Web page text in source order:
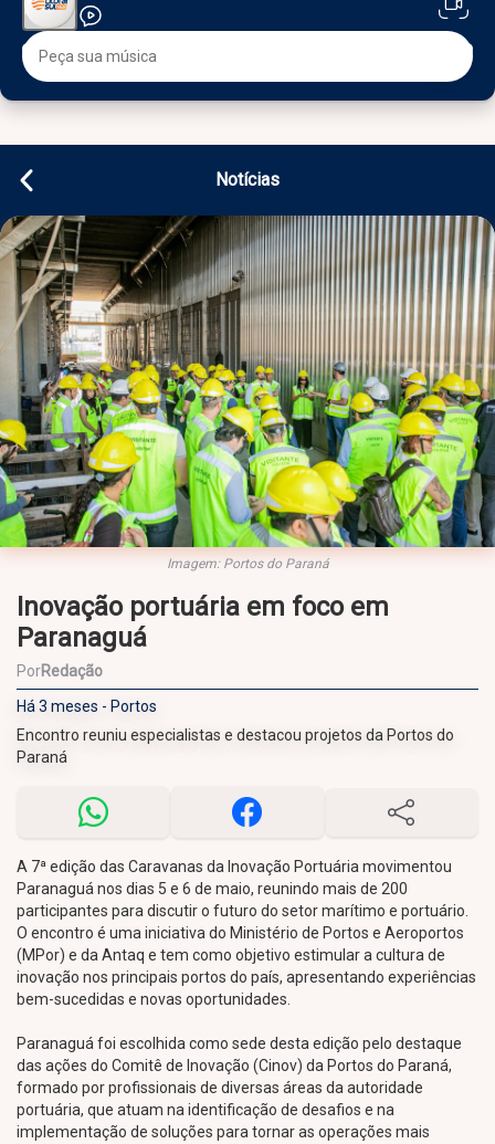
Notícias
Imagem: Portos do Paraná
Inovação portuária em foco em
Paranaguá
PorRedação
Há 3 meses - Portos
Encontro reuniu especialistas e destacou projetos da Portos do
Paraná
A 7ª edição das Caravanas da Inovação Portuária movimentou
Paranaguá nos dias 5 e 6 de maio, reunindo mais de 200
participantes para discutir o futuro do setor marítimo e portuário.
O encontro é uma iniciativa do Ministério de Portos e Aeroportos
(MPor) e da Antaq e tem como objetivo estimular a cultura de
inovação nos principais portos do país, apresentando experiências
bem-sucedidas e novas oportunidades.
Paranaguá foi escolhida como sede desta edição pelo destaque
das ações do Comitê de Inovação (Cinov) da Portos do Paraná,
formado por profissionais de diversas áreas da autoridade
portuária, que atuam na identificação de desafios e na
implementação de soluções para tornar as operações mais